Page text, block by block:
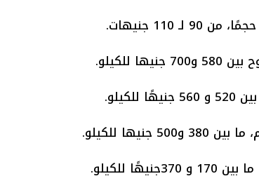
110 جنيهات.
للكيلو.
للكيلو.
للكيلو.